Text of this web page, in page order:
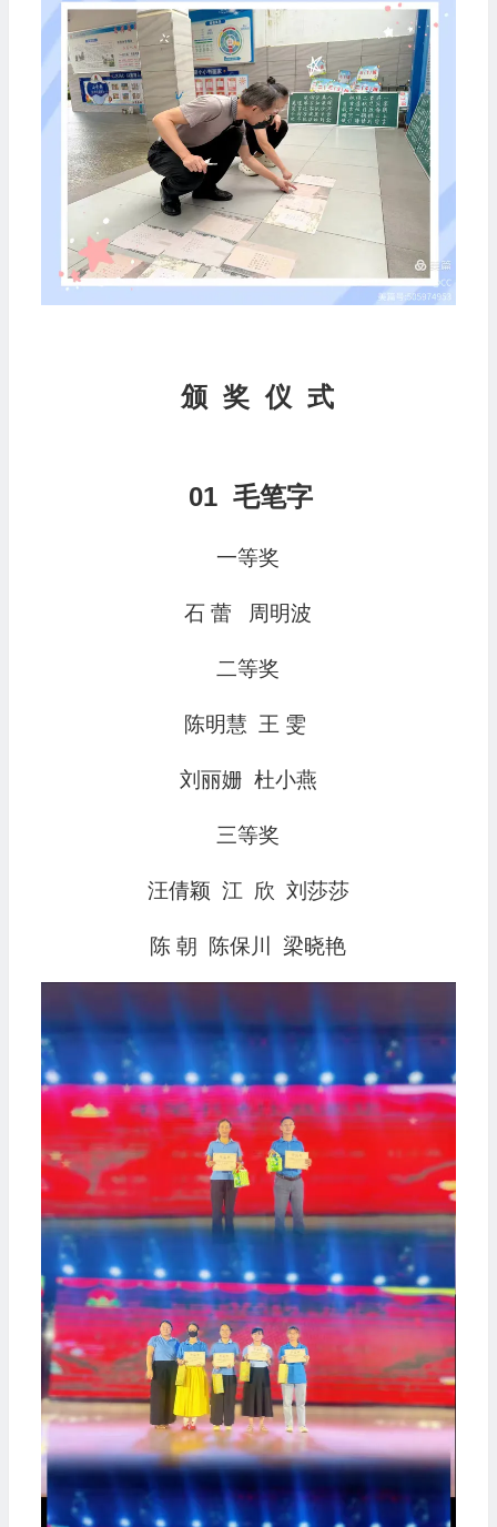
颁 奖 仪 式
01 毛笔字
一等奖
石 蕾 周明波
二等奖
陈明慧 王 雯
刘丽姗 杜小燕
三等奖
汪倩颖 江 欣 刘莎莎
陈 朝 陈保川 梁晓艳